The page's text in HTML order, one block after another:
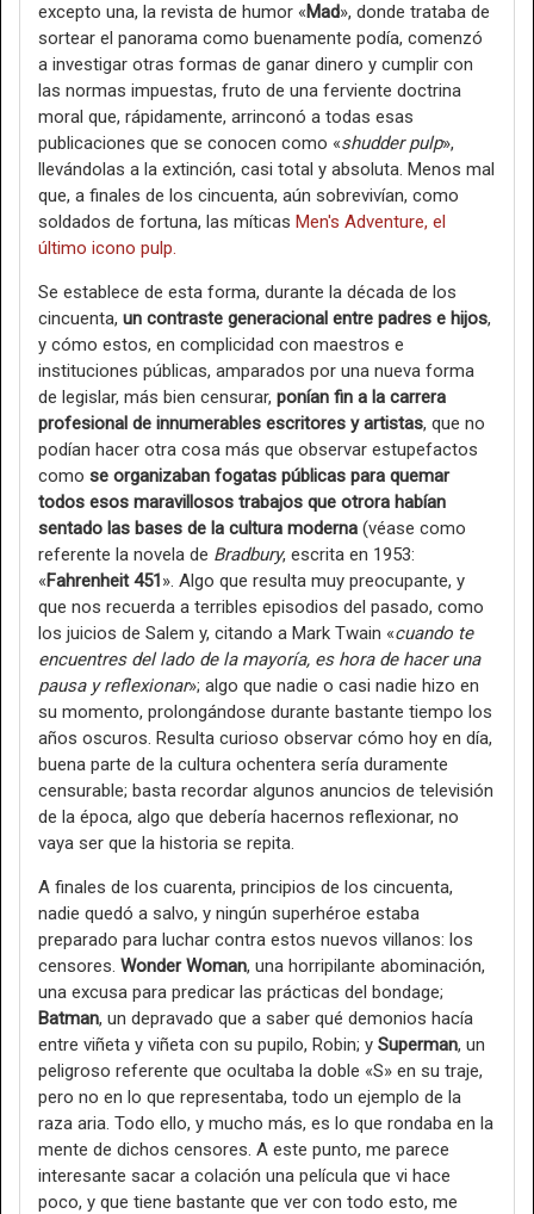
excepto una, la revista de humor «Mad», donde trataba de
sortear el panorama como buenamente podía, comenzó
a investigar otras formas de ganar dinero y cumplir con
las normas impuestas, fruto de una ferviente doctrina
moral que, rápidamente, arrinconó a todas esas
publicaciones que se conocen como «shudder pulp»,
llevándolas a la extinción, casi total y absoluta. Menos mal
que, a finales de los cincuenta, aún sobrevivían, como
soldados de fortuna, las míticas Men's Adventure, el
último icono pulp.
Se establece de esta forma, durante la década de los
cincuenta, un contraste generacional entre padres e hijos,
y cómo estos, en complicidad con maestros e
instituciones públicas, amparados por una nueva forma
de legislar, más bien censurar, ponían fin a la carrera
profesional de innumerables escritores y artistas, que no
podían hacer otra cosa más que observar estupefactos
como se organizaban fogatas públicas para quemar
todos esos maravillosos trabajos que otrora habían
sentado las bases de la cultura moderna (véase como
referente la novela de Bradbury, escrita en 1953:
«Fahrenheit 451». Algo que resulta muy preocupante, y
que nos recuerda a terribles episodios del pasado, como
los juicios de Salem y, citando a Mark Twain «cuando te
encuentres del lado de la mayoría, es hora de hacer una
pausa y reflexionar»; algo que nadie o casi nadie hizo en
su momento, prolongándose durante bastante tiempo los
años oscuros. Resulta curioso observar cómo hoy en día,
buena parte de la cultura ochentera sería duramente
censurable; basta recordar algunos anuncios de televisión
de la época, algo que debería hacernos reflexionar, no
vaya ser que la historia se repita.
A finales de los cuarenta, principios de los cincuenta,
nadie quedó a salvo, y ningún superhéroe estaba
preparado para luchar contra estos nuevos villanos: los
censores. Wonder Woman, una horripilante abominación,
una excusa para predicar las prácticas del bondage;
Batman, un depravado que a saber qué demonios hacía
entre viñeta y viñeta con su pupilo, Robin; y Superman, un
peligroso referente que ocultaba la doble «S» en su traje,
pero no en lo que representaba, todo un ejemplo de la
raza aria. Todo ello, y mucho más, es lo que rondaba en la
mente de dichos censores. A este punto, me parece
interesante sacar a colación una película que vi hace
poco, y que tiene bastante que ver con todo esto, me